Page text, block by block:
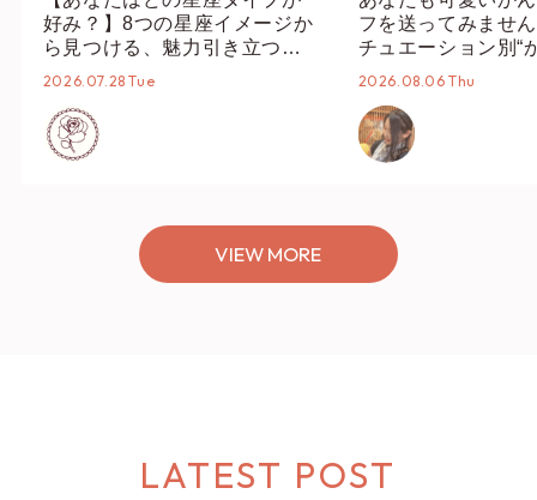
好み？】8つの星座イメージか
ら見つける、魅力引き立つス
タイリング♡
2026.07.28 Tue
フを送ってみませ
チュエーション別“
オススメ【ショッ
2026.08.06 Thu
VIEW MORE
LATEST POST